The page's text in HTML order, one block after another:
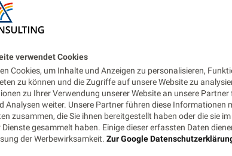
verwendet Cookies
Cookies, um Inhalte und Anzeigen zu personalisieren,
zu können und die Zugriffe auf unsere Website zu
zu Ihrer Verwendung unserer Website an unsere Partner
Analysen weiter. Unsere Partner führen diese Informationen
zusammen, die Sie ihnen bereitgestellt haben oder die sie
gesammelt haben. Einige dieser erfassten Daten
der Werbewirksamkeit. Zur Google
dann das Ergebnis präsentieren und
In kurzer Zeit und mit relativ